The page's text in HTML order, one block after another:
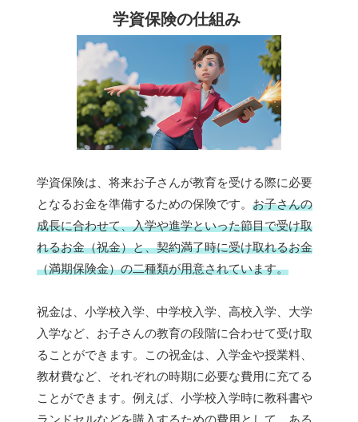
学資保険の仕組み
学資保険は、将来お子さんが教育を受ける際に必要
となるお金を準備するための保険です。 お子さんの
成長に合わせて、入学や進学といった節目で受け取
れるお金（祝金）と、契約満了時に受け取れるお金
（満期保険金）の二種類が用意されています。
祝金は、小学校入学、中学校入学、高校入学、大学
入学など、お子さんの教育の段階に合わせて受け取
ることができます。この祝金は、入学金や授業料、
教材費など、それぞれの時期に必要な費用に充てる
ことができます。例えば、小学校入学時に教科書や